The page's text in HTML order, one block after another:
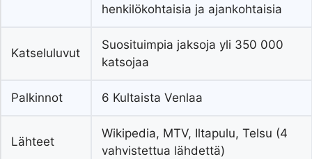
henkilökohtaisia ja ajankohtaisia
Katseluluvut
Suosituimpia jaksoja yli 350 000
katsojaa
Palkinnot 6 Kultaista Venlaa
Lähteet
Wikipedia, MTV, Iltapulu, Telsu (4
vahvistettua lähdettä)